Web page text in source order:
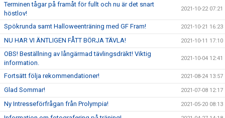
Terminen tågar på framåt för fullt och nu är det snart
höstlov!
2021-10-22 07:21
Spökrunda samt Halloweenträning med GF Fram! 2021-10-21 16:23
NU HAR VI ÄNTLIGEN FÅTT BÖRJA TÄVLA! 2021-10-11 17:10
OBS! Beställning av långärmad tävlingsdräkt! Viktig
information.
2021-10-04 12:41
Fortsätt följa rekommendationer! 2021-08-24 13:57
Glad Sommar! 2021-07-08 12:17
Ny Intresseförfrågan från Prolympia! 2021-05-20 08:13